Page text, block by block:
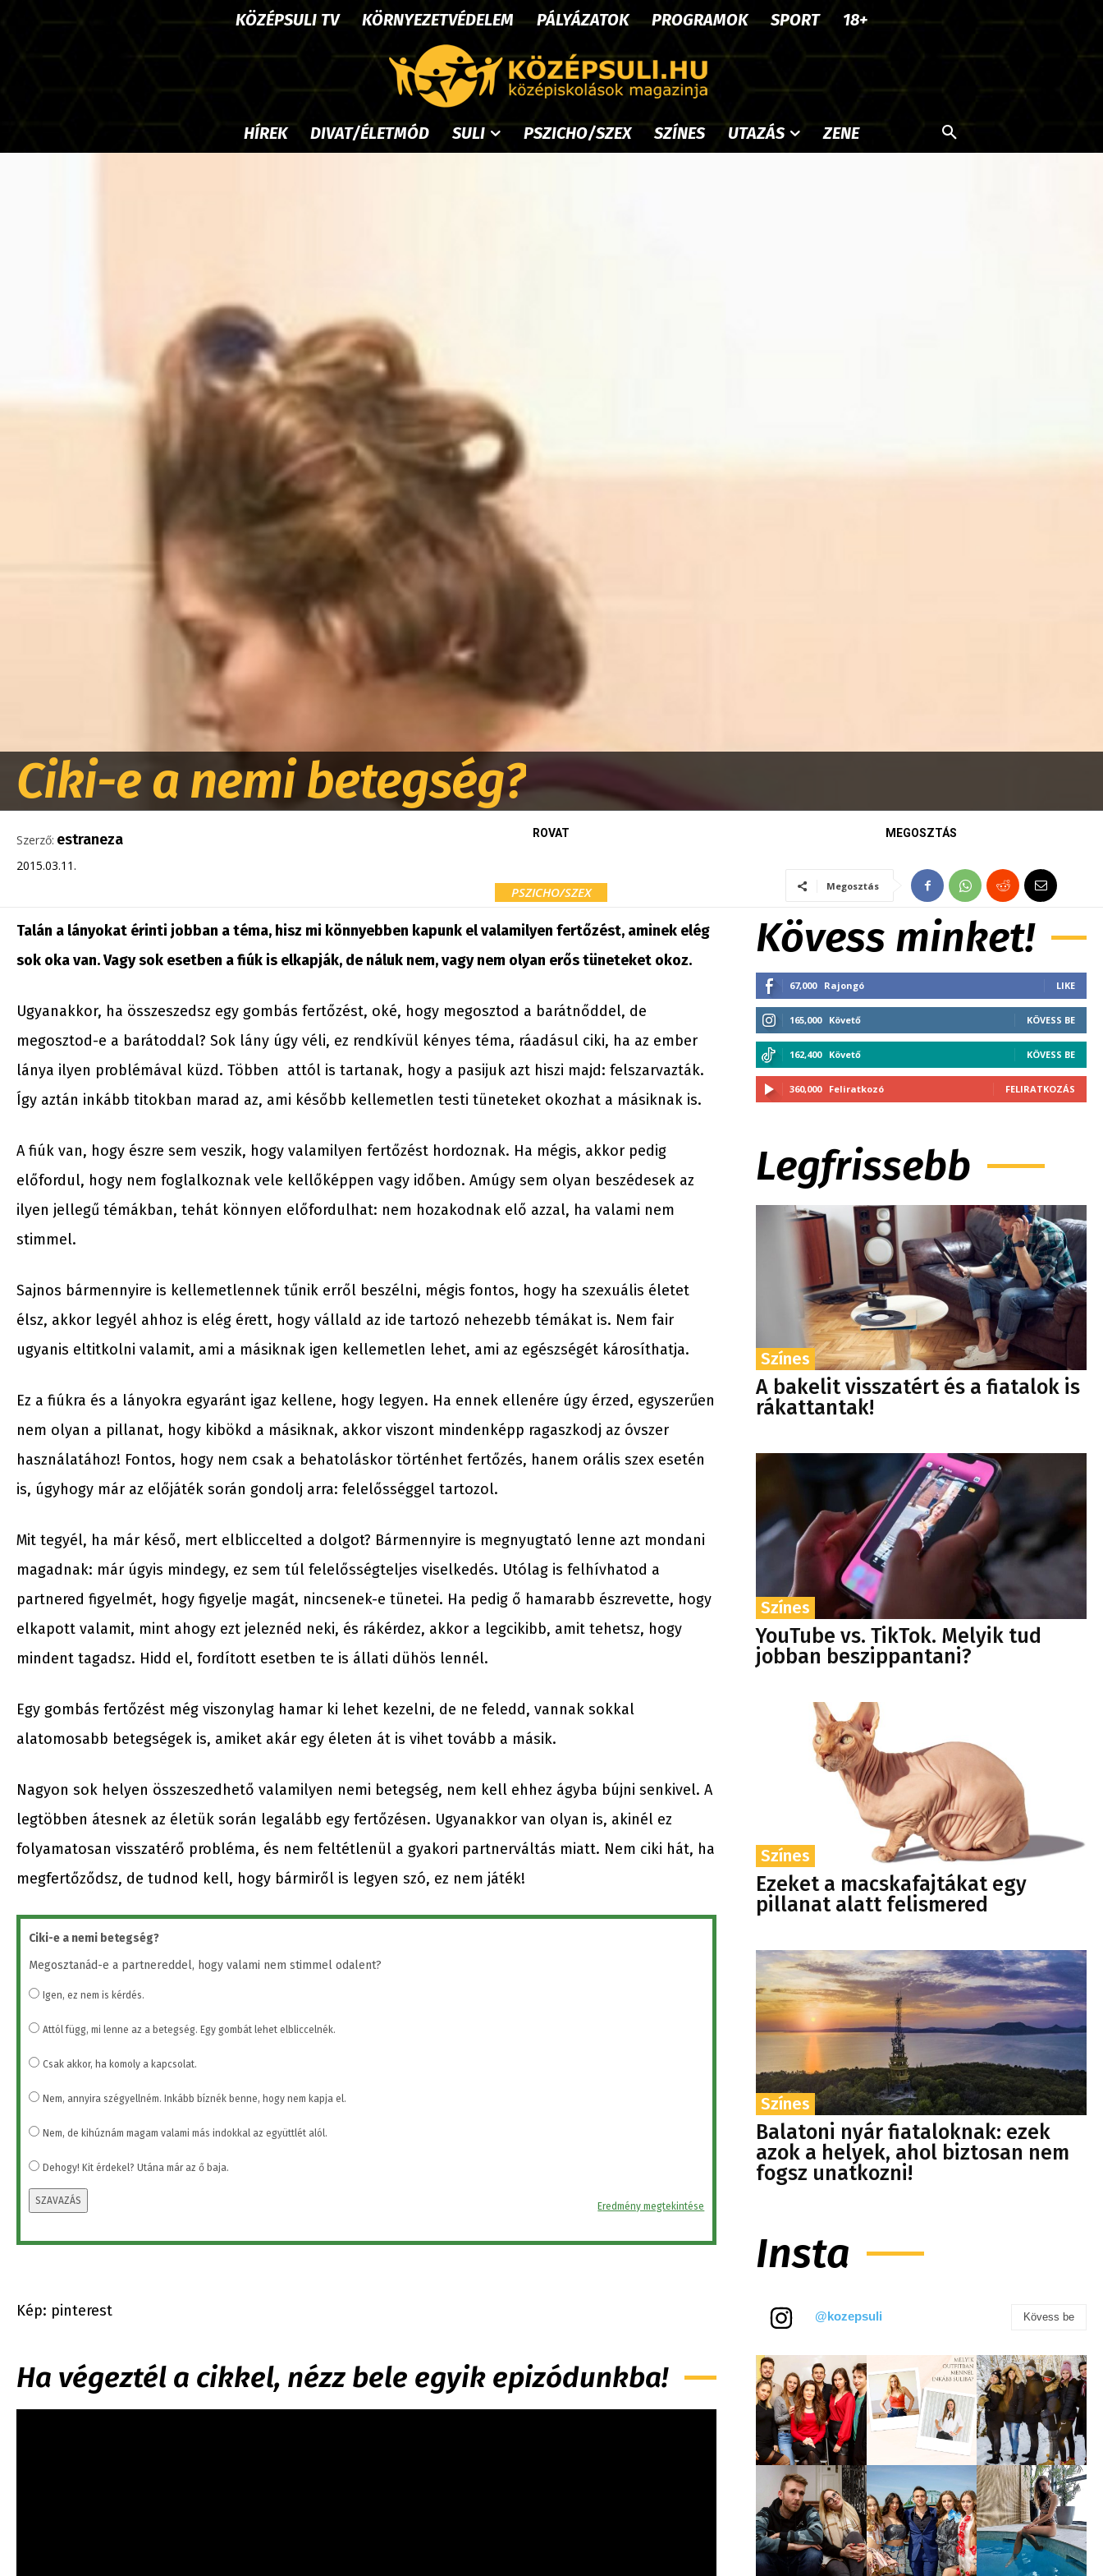
KÖZÉPSULI TV KÖRNYEZETVÉDELEM PÁLYÁZATOK PROGRAMOK SPORT 18+
HÍREK DIVAT/ÉLETMÓD SULI PSZICHO/SZEX SZÍNES UTAZÁS ZENE
Ciki-e a nemi betegség?
Szerző: estraneza
2015.03.11.
ROVAT
PSZICHO/SZEX
MEGOSZTÁS
Megosztás
Talán a lányokat érinti jobban a téma, hisz mi könnyebben kapunk el valamilyen fertőzést, aminek elég
sok oka van. Vagy sok esetben a fiúk is elkapják, de náluk nem, vagy nem olyan erős tüneteket okoz.
Ugyanakkor, ha összeszedsz egy gombás fertőzést, oké, hogy megosztod a barátnőddel, de
megosztod-e a barátoddal? Sok lány úgy véli, ez rendkívül kényes téma, ráadásul ciki, ha az ember
lánya ilyen problémával küzd. Többen attól is tartanak, hogy a pasijuk azt hiszi majd: felszarvazták.
Így aztán inkább titokban marad az, ami később kellemetlen testi tüneteket okozhat a másiknak is.
A fiúk van, hogy észre sem veszik, hogy valamilyen fertőzést hordoznak. Ha mégis, akkor pedig
előfordul, hogy nem foglalkoznak vele kellőképpen vagy időben. Amúgy sem olyan beszédesek az
ilyen jellegű témákban, tehát könnyen előfordulhat: nem hozakodnak elő azzal, ha valami nem
stimmel.
Sajnos bármennyire is kellemetlennek tűnik erről beszélni, mégis fontos, hogy ha szexuális életet
élsz, akkor legyél ahhoz is elég érett, hogy vállald az ide tartozó nehezebb témákat is. Nem fair
ugyanis eltitkolni valamit, ami a másiknak igen kellemetlen lehet, ami az egészségét károsíthatja.
Ez a fiúkra és a lányokra egyaránt igaz kellene, hogy legyen. Ha ennek ellenére úgy érzed, egyszerűen
nem olyan a pillanat, hogy kibökd a másiknak, akkor viszont mindenképp ragaszkodj az óvszer
használatához! Fontos, hogy nem csak a behatoláskor történhet fertőzés, hanem orális szex esetén
is, úgyhogy már az előjáték során gondolj arra: felelősséggel tartozol.
Mit tegyél, ha már késő, mert elbliccelted a dolgot? Bármennyire is megnyugtató lenne azt mondani
magadnak: már úgyis mindegy, ez sem túl felelősségteljes viselkedés. Utólag is felhívhatod a
partnered figyelmét, hogy figyelje magát, nincsenek-e tünetei. Ha pedig ő hamarabb észrevette, hogy
elkapott valamit, mint ahogy ezt jeleznéd neki, és rákérdez, akkor a legcikibb, amit tehetsz, hogy
mindent tagadsz. Hidd el, fordított esetben te is állati dühös lennél.
Egy gombás fertőzést még viszonylag hamar ki lehet kezelni, de ne feledd, vannak sokkal
alatomosabb betegségek is, amiket akár egy életen át is vihet tovább a másik.
Nagyon sok helyen összeszedhető valamilyen nemi betegség, nem kell ehhez ágyba bújni senkivel. A
legtöbben átesnek az életük során legalább egy fertőzésen. Ugyanakkor van olyan is, akinél ez
folyamatosan visszatérő probléma, és nem feltétlenül a gyakori partnerváltás miatt. Nem ciki hát, ha
megfertőződsz, de tudnod kell, hogy bármiről is legyen szó, ez nem játék!
Ciki-e a nemi betegség?
Megosztanád-e a partnereddel, hogy valami nem stimmel odalent?
Igen, ez nem is kérdés.
Attól függ, mi lenne az a betegség. Egy gombát lehet elbliccelnék.
Csak akkor, ha komoly a kapcsolat.
Nem, annyira szégyellném. Inkább bíznék benne, hogy nem kapja el.
Nem, de kihúznám magam valami más indokkal az együttlét alól.
Dehogy! Kit érdekel? Utána már az ő baja.
SZAVAZÁS Eredmény megtekintése
Kép: pinterest
Ha végeztél a cikkel, nézz bele egyik epizódunkba!
Kövess minket!
67,000 Rajongó LIKE
165,000 Követő KÖVESS BE
162,400 Követő KÖVESS BE
360,000 Feliratkozó FELIRATKOZÁS
Legfrissebb
Színes
A bakelit visszatért és a fiatalok is
rákattantak!
Színes
YouTube vs. TikTok. Melyik tud
jobban beszippantani?
Színes
Ezeket a macskafajtákat egy
pillanat alatt felismered
Színes
Balatoni nyár fiataloknak: ezek
azok a helyek, ahol biztosan nem
fogsz unatkozni!
Insta
@kozepsuli Kövess be